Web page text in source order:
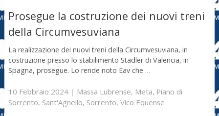
Prosegue la costruzione dei nuovi treni
della Circumvesuviana
La realizzazione dei nuovi treni della Circumvesuviana, in
costruzione presso lo stabilimento Stadler di Valencia, in
Spagna, prosegue. Lo rende noto Eav che …
10 Febbraio 2024| Massa Lubrense, Meta, Piano di
Sorrento, Sant'Agnello, Sorrento, Vico Equense